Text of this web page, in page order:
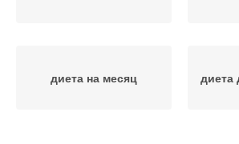
диета на месяц диета